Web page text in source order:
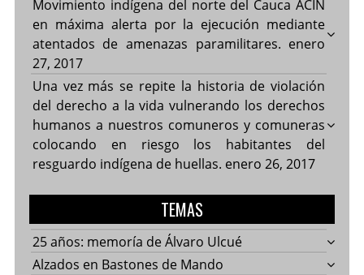
Movimiento indígena del norte del Cauca ACIN
en máxima alerta por la ejecución mediante
atentados de amenazas paramilitares. enero
27, 2017
Una vez más se repite la historia de violación
del derecho a la vida vulnerando los derechos
humanos a nuestros comuneros y comuneras
colocando en riesgo los habitantes del
resguardo indígena de huellas. enero 26, 2017
TEMAS
25 años: memoría de Álvaro Ulcué
Alzados en Bastones de Mando